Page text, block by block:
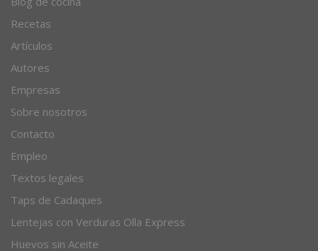
Recetas
Artículos
Autores
Empresas
Sobre nosotros
Contacto
Empleo
Textos legales
Taps de Cadaques
Lentejas con Verduras Olla Express
Huevos sin Aceite